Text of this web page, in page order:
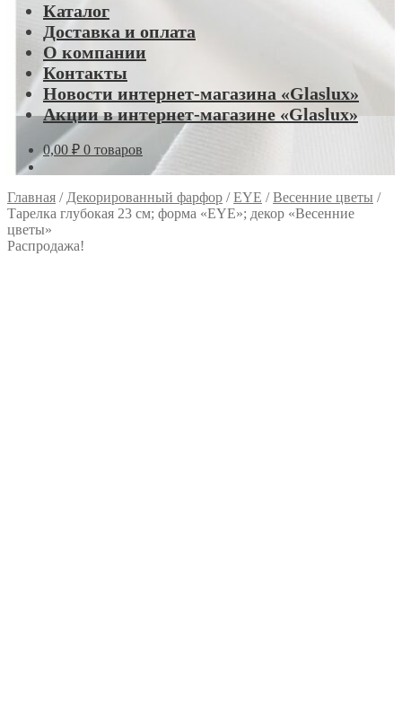
Каталог
Доставка и оплата
О компании
Контакты
Новости интернет-магазина «Glaslux»
Акции в интернет-магазине «Glaslux»
0,00 ₽ 0 товаров
Главная / Декорированный фарфор /EYE /Весенние цветы /
Тарелка глубокая 23 см; форма «EYE»; декор «Весенние
цветы»
Распродажа!